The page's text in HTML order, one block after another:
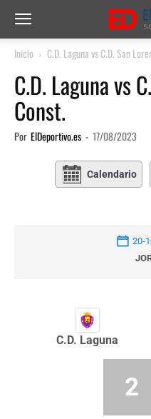
Inicio C.D. Laguna vs C.D. San
C.D. Laguna vs
Const.
Por ElDeportivo.es - 17/08/2023
Calendario
20-
C.D. Laguna
2